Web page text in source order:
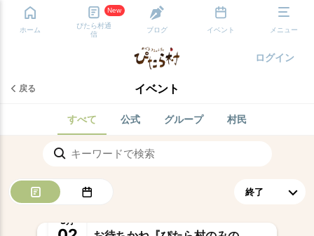
ホーム
New
ぴたら村通
信
ブログ イベント メニュー
ログイン
戻る イベント
すべて 公式 グループ 村民
3月